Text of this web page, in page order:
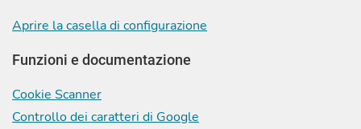
Aprire la casella di configurazione
Funzioni e documentazione
Cookie Scanner
Controllo dei caratteri di Google